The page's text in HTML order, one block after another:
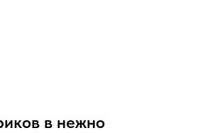
в нежно